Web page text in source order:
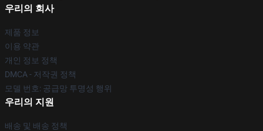
우리의 회사
제품 정보
이용 약관
개인 정보 정책
DMCA - 저작권 정책
모델 번호: 공급망 투명성 행위
우리의 지원
배송 및 배송 정책